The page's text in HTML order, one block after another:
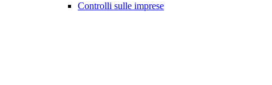
Controlli sulle imprese